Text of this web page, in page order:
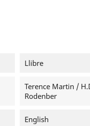
Llibre
Terence Martin /
Rodenber
English